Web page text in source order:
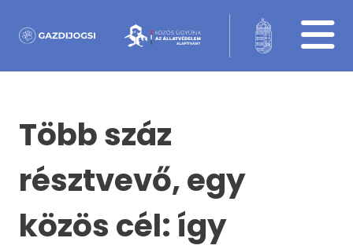
Több száz
résztvevő, egy
közös cél: így